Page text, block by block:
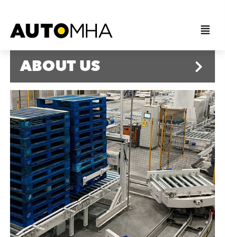
ABOUT US